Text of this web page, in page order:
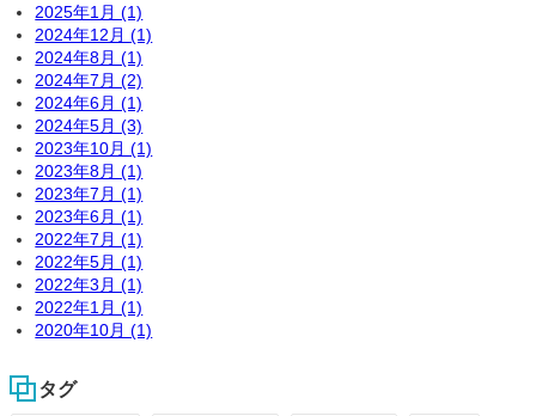
2025年1月 (1)
2024年12月 (1)
2024年8月 (1)
2024年7月 (2)
2024年6月 (1)
2024年5月 (3)
2023年10月 (1)
2023年8月 (1)
2023年7月 (1)
2023年6月 (1)
2022年7月 (1)
2022年5月 (1)
2022年3月 (1)
2022年1月 (1)
2020年10月 (1)
タグ